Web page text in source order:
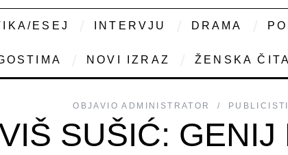
ESEJ INTERVJU DRAMA
NOVI IZRAZ ŽENSKA
OBJAVIO ADMINISTRATOR
SUŠIĆ: